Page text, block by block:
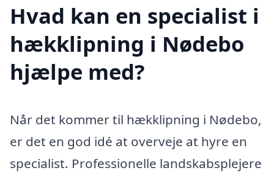
Hvad kan en specialist i
hækklipning i Nødebo
hjælpe med?
Når det kommer til hækklipning i Nødebo,
er det en god idé at overveje at hyre en
specialist. Professionelle landskabsplejere